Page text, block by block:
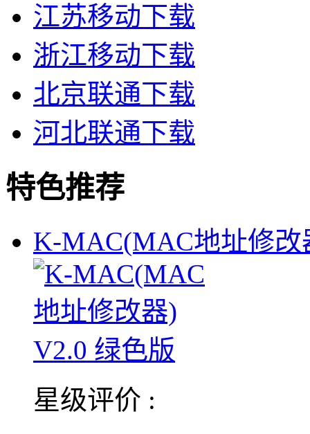
江苏移动下载
浙江移动下载
北京联通下载
河北联通下载
特色推荐
K-MAC(MAC地址修改
星级评价 :